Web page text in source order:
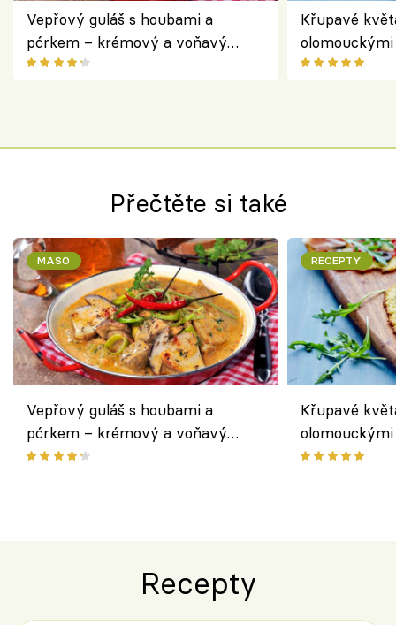
Vepřový guláš s houbami a
pórkem – krémový a voňavý
pokrm z jednoho hrnce
Křupavé
bezlepkový
Přečtěte si také
MASO
Vepřový guláš s houbami a
pórkem – krémový a voňavý
pokrm z jednoho hrnce
RECEPTY
Křupavé
bezlepkový
Recepty